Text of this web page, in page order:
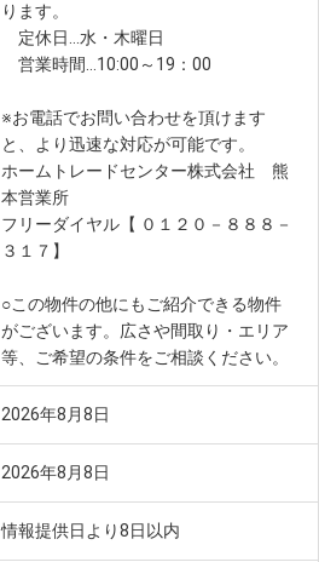
ります。
定休日…水・木曜日
営業時間…10:00～19：00
※お電話でお問い合わせを頂けます
と、より迅速な対応が可能です。
ホームトレードセンター株式会社 熊
本営業所
フリーダイヤル【 ０１２０－８８８－
３１７】
○この物件の他にもご紹介できる物件
がございます。広さや間取り・エリア
等、ご希望の条件をご相談ください。
2026年8月8日
2026年8月8日
情報提供日より8日以内